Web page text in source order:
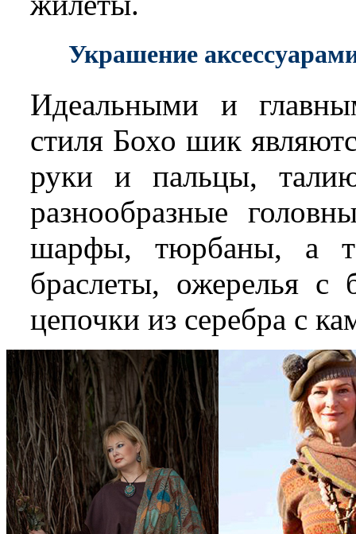
Украшение
Идеальными и
стиля Бохо шик
руки и пальцы,
разнообразные
шарфы, тюрбаны, а
браслеты, ожерелья
цепочки из серебра с